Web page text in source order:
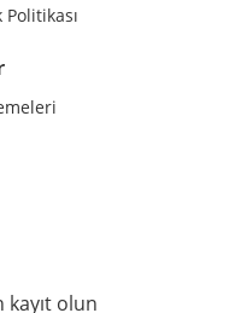
kayıt olun